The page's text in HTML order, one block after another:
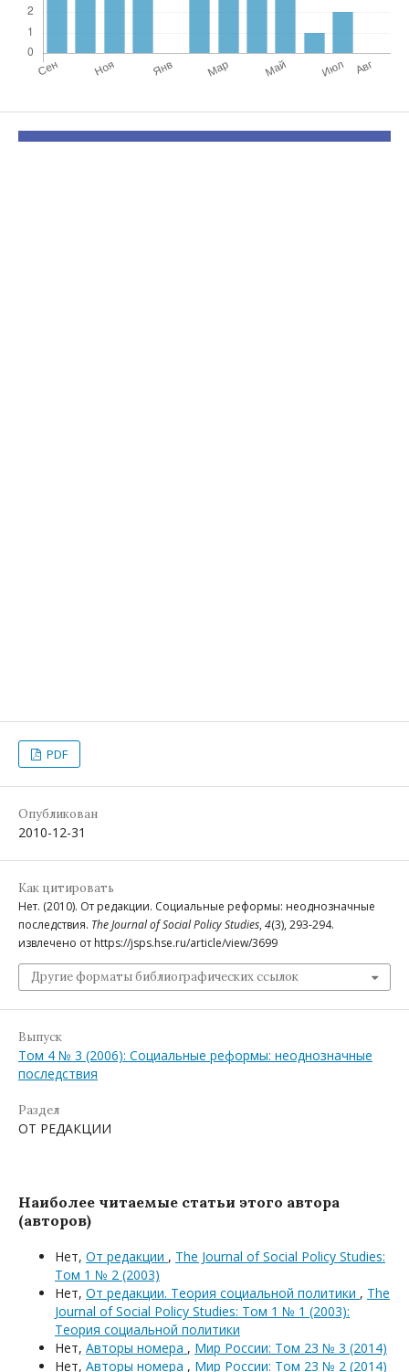
PDF
Опубликован
2010-12-31
Как цитировать
Нет. (2010). От редакции. Социальные реформы: неоднозначные
последствия. The Journal of Social Policy Studies, 4(3), 293-294.
извлечено от https://jsps.hse.ru/article/view/3699
Другие форматы библиографических ссылок
Выпуск
Том 4 № 3 (2006): Социальные реформы: неоднозначные
последствия
Раздел
ОТ РЕДАКЦИИ
Наиболее читаемые статьи этого автора
(авторов)
Нет, От редакции , The Journal of Social Policy Studies:
Том 1 № 2 (2003)
Нет, От редакции. Теория социальной политики , The
Journal of Social Policy Studies: Том 1 № 1 (2003):
Теория социальной политики
Нет, Авторы номера , Мир России: Том 23 № 3 (2014)
Нет, Авторы номера , Мир России: Том 23 № 2 (2014)